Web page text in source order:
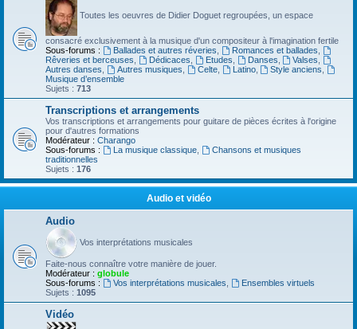
Toutes les oeuvres de Didier Doguet regroupées, un espace
consacré exclusivement à la musique d'un compositeur à l'imagination fertile
Sous-forums :
Ballades et autres réveries Romances et ballades
Rêveries et berceuses
Dédicaces Etudes Danses Valses
Autres danses
Autres musiques Celte, Latino, Style anciens
Musique d’ensemble
Sujets : 713
Transcriptions et arrangements
Vos transcriptions et arrangements pour guitare de pièces écrites à l'origine
pour d'autres formations
Modérateur : Charango
Sous-forums :
La musique classique,
Chansons et musiques
traditionnelles
Sujets : 176
Audio et vidéo
Audio
Vos interprétations musicales
Faite-nous connaître votre manière de jouer.
Modérateur : globule
Sous-forums :
Vos interprétations musicales
Ensembles virtuels
Sujets : 1095
Vidéo